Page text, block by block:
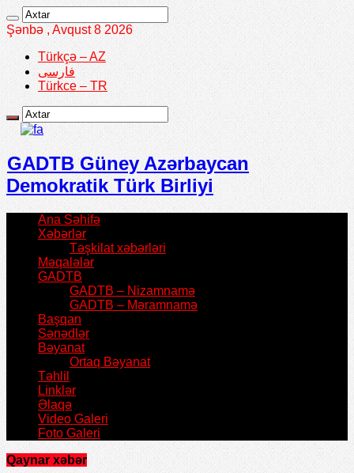
Şənbə , Avqust 8 2026
Türkçə – AZ
فارسی
Türkce – TR
GADTB Güney Azərbaycan
Demokratik Türk Birliyi
Ana Səhifə
Xəbərlər
Təşkilat xəbərləri
Məqalələr
GADTB
GADTB – Nizamnamə
GADTB – Məramnamə
Başqan
Sənədlər
Bəyanat
Ortaq Bəyanat
Təhlil
Linklər
Əlaqə
Video Galeri
Foto Galeri
Qaynar xəbər